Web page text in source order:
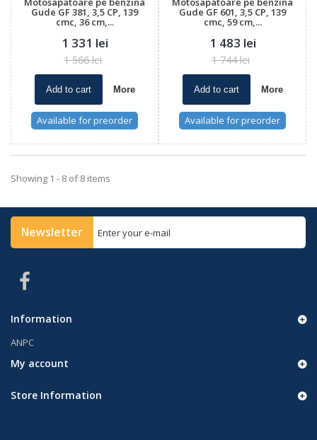
Gude GF 381, 3,5 CP, 139
cmc, 36 cm,...
1 331 lei
1 566 lei
Add to cart More
Available for preorder
Gude GF 601, 3,5 CP, 139
cmc, 59 cm,...
1 483 lei
1 744 lei
Add to cart More
Available for preorder
Showing 1 - 8 of 8 items
Newsletter
Information
ANPC
My account
Store Information